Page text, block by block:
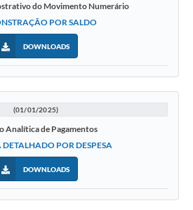
do Movimento Numerário
POR SALDO
DOWNLOADS
(01/01/2025)
Analítica de Pagamentos
DETALHADO POR DESPESA
DOWNLOADS